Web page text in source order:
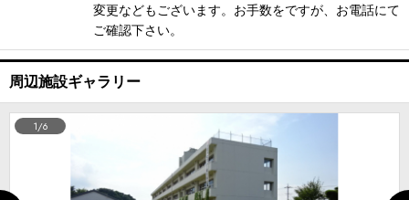
変更などもございます。お手数をですが、お電話にて
ご確認下さい。
周辺施設ギャラリー
1/6